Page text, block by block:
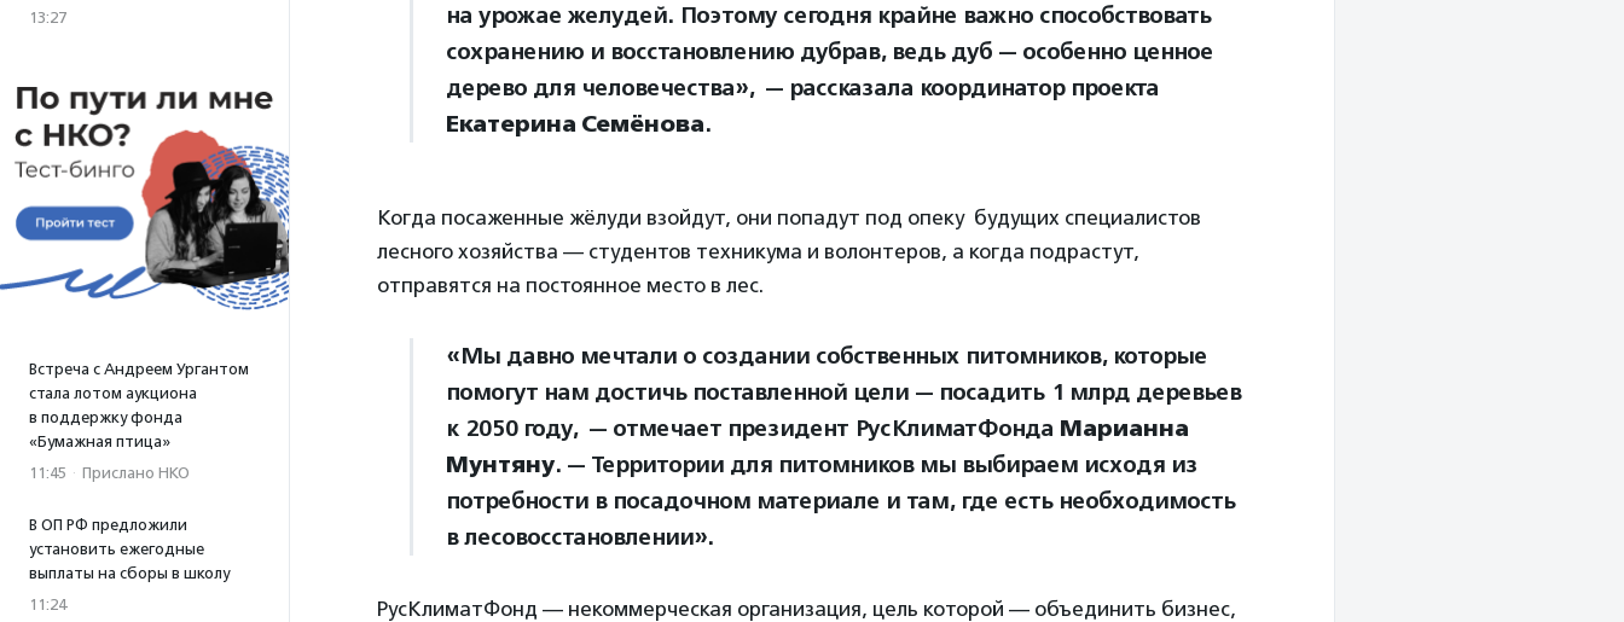
13:27
Встреча с Андреем Ургантом
стала лотом аукциона
в поддержку фонда
«Бумажная птица»
11:45 · Прислано НКО
В ОП РФ предложили
установить ежегодные
выплаты на сборы в школу
11:24
на урожае желудей. Поэтому сегодня крайне важно способствовать
сохранению и восстановлению дубрав, ведь дуб — особенно ценное
дерево для человечества», — рассказала координатор проекта
Екатерина Семёнова.
Когда посаженные жёлуди взойдут, они попадут под опеку будущих специалистов
лесного хозяйства — студентов техникума и волонтеров, а когда подрастут,
отправятся на постоянное место в лес.
«Мы давно мечтали о создании собственных питомников, которые
помогут нам достичь поставленной цели — посадить 1 млрд деревьев
к 2050 году, — отмечает президент РусКлиматФонда Марианна
Мунтяну. — Территории для питомников мы выбираем исходя из
потребности в посадочном материале и там, где есть необходимость
в лесовосстановлении».
РусКлиматФонд — некоммерческая организация, цель которой — объединить бизнес,